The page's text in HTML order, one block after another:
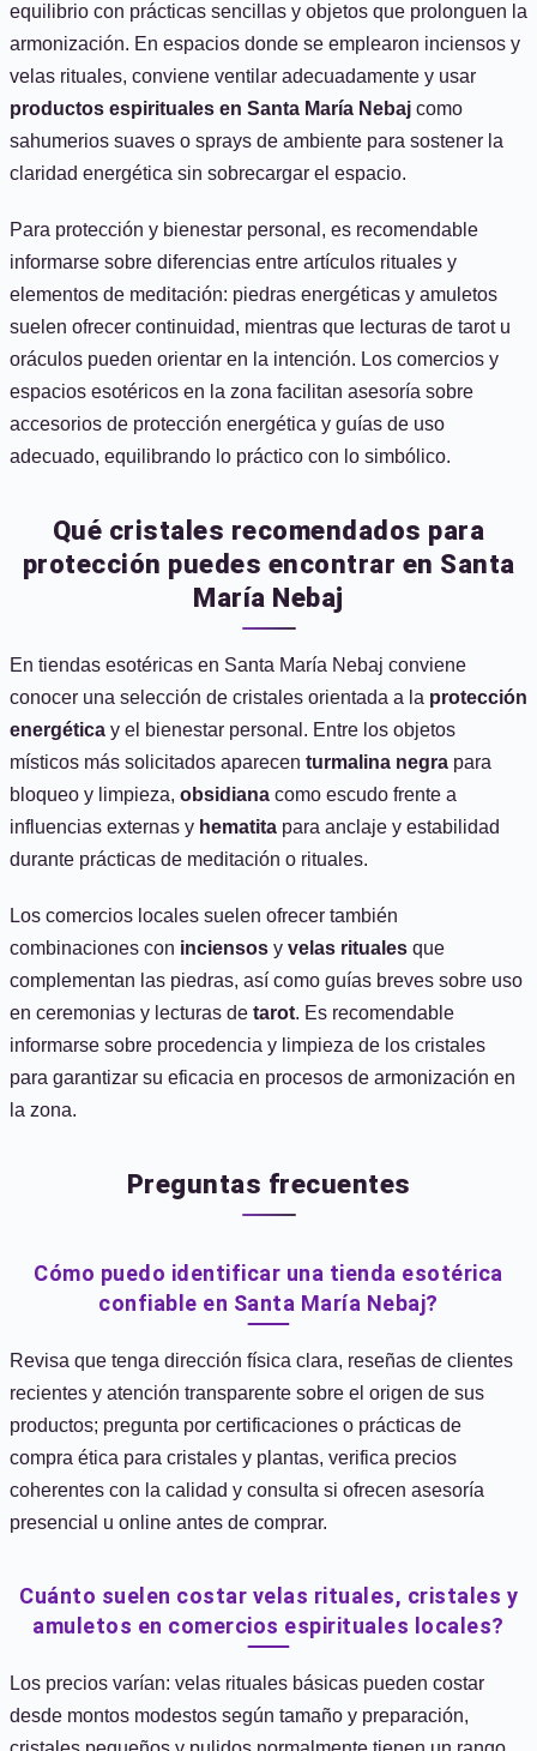
equilibrio con prácticas sencillas y objetos que prolonguen la
armonización. En espacios donde se emplearon inciensos y
velas rituales, conviene ventilar adecuadamente y usar
productos espirituales en Santa María Nebaj como
sahumerios suaves o sprays de ambiente para sostener la
claridad energética sin sobrecargar el espacio.
Para protección y bienestar personal, es recomendable
informarse sobre diferencias entre artículos rituales y
elementos de meditación: piedras energéticas y amuletos
suelen ofrecer continuidad, mientras que lecturas de tarot u
oráculos pueden orientar en la intención. Los comercios y
espacios esotéricos en la zona facilitan asesoría sobre
accesorios de protección energética y guías de uso
adecuado, equilibrando lo práctico con lo simbólico.
Qué cristales recomendados para
protección puedes encontrar en Santa
María Nebaj
En tiendas esotéricas en Santa María Nebaj conviene
conocer una selección de cristales orientada a la protección
energética y el bienestar personal. Entre los objetos
místicos más solicitados aparecen turmalina negra para
bloqueo y limpieza, obsidiana como escudo frente a
influencias externas y hematita para anclaje y estabilidad
durante prácticas de meditación o rituales.
Los comercios locales suelen ofrecer también
combinaciones con inciensos y velas rituales que
complementan las piedras, así como guías breves sobre uso
en ceremonias y lecturas de tarot. Es recomendable
informarse sobre procedencia y limpieza de los cristales
para garantizar su eficacia en procesos de armonización en
la zona.
Preguntas frecuentes
Cómo puedo identificar una tienda esotérica
confiable en Santa María Nebaj?
Revisa que tenga dirección física clara, reseñas de clientes
recientes y atención transparente sobre el origen de sus
productos; pregunta por certificaciones o prácticas de
compra ética para cristales y plantas, verifica precios
coherentes con la calidad y consulta si ofrecen asesoría
presencial u online antes de comprar.
Cuánto suelen costar velas rituales, cristales y
amuletos en comercios espirituales locales?
Los precios varían: velas rituales básicas pueden costar
desde montos modestos según tamaño y preparación,